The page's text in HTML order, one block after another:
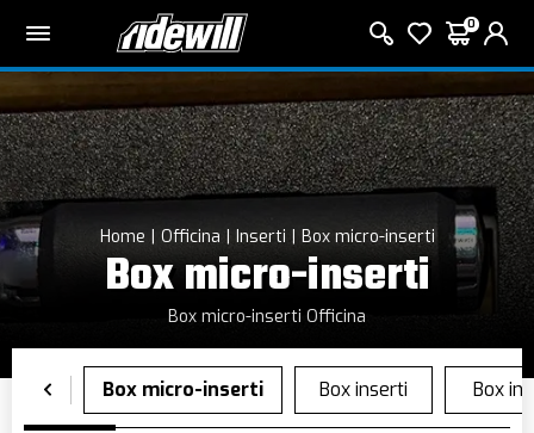
0
Home Officina Inserti Box micro-inserti
Box micro-inserti
Box micro-inserti Officina